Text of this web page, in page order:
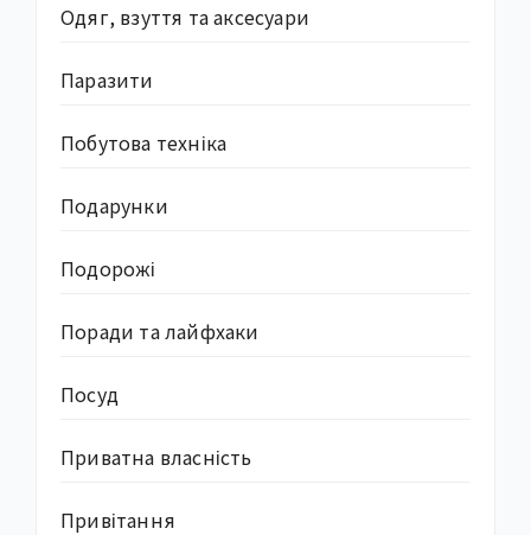
Одяг, взуття та аксесуари
Паразити
Побутова техніка
Подарунки
Подорожі
Поради та лайфхаки
Посуд
Приватна власність
Привітання